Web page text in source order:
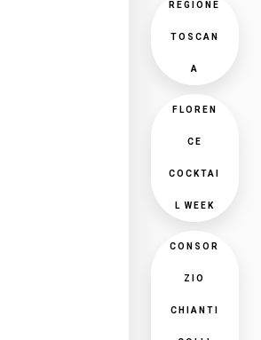
REGIONE
TOSCAN
A
FLOREN
CE
COCKTAI
L WEEK
CONSOR
ZIO
CHIANTI